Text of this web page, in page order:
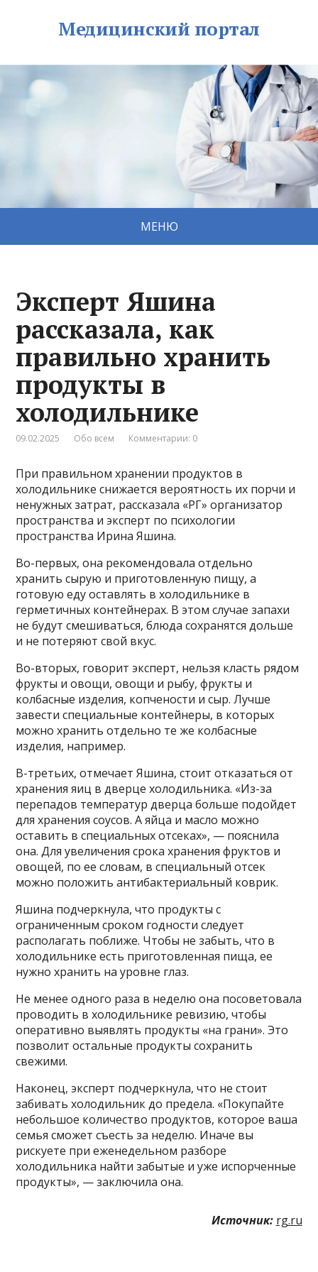
Медицинский портал
МЕНЮ
Эксперт Яшина
рассказала, как
правильно хранить
продукты в
холодильнике
09.02.2025 Обо всем Комментарии: 0
При правильном хранении продуктов в
холодильнике снижается вероятность их порчи и
ненужных затрат, рассказала «РГ» организатор
пространства и эксперт по психологии
пространства Ирина Яшина.
Во-первых, она рекомендовала отдельно
хранить сырую и приготовленную пищу, а
готовую еду оставлять в холодильнике в
герметичных контейнерах. В этом случае запахи
не будут смешиваться, блюда сохранятся дольше
и не потеряют свой вкус.
Во-вторых, говорит эксперт, нельзя класть рядом
фрукты и овощи, овощи и рыбу, фрукты и
колбасные изделия, копчености и сыр. Лучше
завести специальные контейнеры, в которых
можно хранить отдельно те же колбасные
изделия, например.
В-третьих, отмечает Яшина, стоит отказаться от
хранения яиц в дверце холодильника. «Из-за
перепадов температур дверца больше подойдет
для хранения соусов. А яйца и масло можно
оставить в специальных отсеках», — пояснила
она. Для увеличения срока хранения фруктов и
овощей, по ее словам, в специальный отсек
можно положить антибактериальный коврик.
Яшина подчеркнула, что продукты с
ограниченным сроком годности следует
располагать поближе. Чтобы не забыть, что в
холодильнике есть приготовленная пища, ее
нужно хранить на уровне глаз.
Не менее одного раза в неделю она посоветовала
проводить в холодильнике ревизию, чтобы
оперативно выявлять продукты «на грани». Это
позволит остальные продукты сохранить
свежими.
Наконец, эксперт подчеркнула, что не стоит
забивать холодильник до предела. «Покупайте
небольшое количество продуктов, которое ваша
семья сможет съесть за неделю. Иначе вы
рискуете при еженедельном разборе
холодильника найти забытые и уже испорченные
продукты», — заключила она.
Источник: rg.ru